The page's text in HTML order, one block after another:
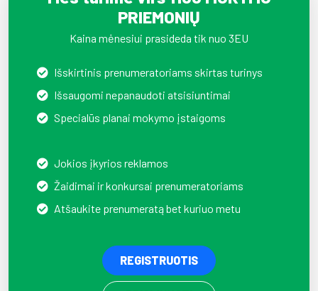
PRIEMONIŲ
Kaina mėnesiui prasideda tik nuo 3EU
Išskirtinis prenumeratoriams skirtas turinys
Išsaugomi nepanaudoti atsisiuntimai
Specialūs planai mokymo įstaigoms
Jokios įkyrios reklamos
Žaidimai ir konkursai prenumeratoriams
Atšaukite prenumeratą bet kuriuo metu
REGISTRUOTIS